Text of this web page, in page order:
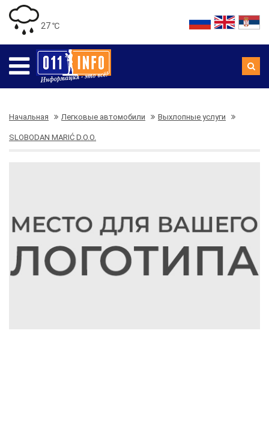
27 ℃
Начальная Легковые автомобили Выхлопные услуги
SLOBODAN MARIĆ D.O.O.